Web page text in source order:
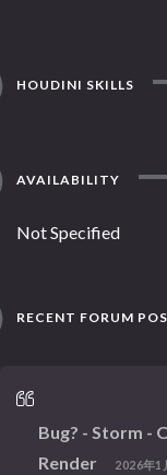
HOUDINI SKILLS
AVAILABILITY
Not Specified
RECENT FORUM
Bug? - Storm -
Render
2026年1